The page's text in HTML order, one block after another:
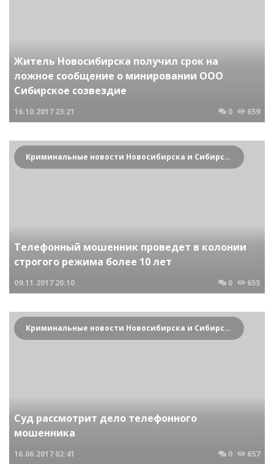
Житель Новосибирска получил срок на
ложное сообщение о минировании ООО
Сибирское созвездие
16.10.2017 23:21 0 659
Криминальные новости Новосибирска и Сибирского региона
Телефонный мошенник проведет в колонии
строгого режима более 10 лет
09.11.2017 20:10 0 655
Криминальные новости Новосибирска и Сибирского региона
Суд рассмотрит дело телефонного
мошенника
16.06.2017 02:41 0 657